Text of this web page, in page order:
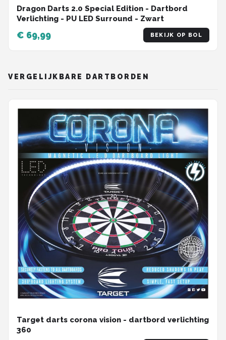
Dragon Darts 2.0 Special Edition - Dartbord
Verlichting - PU LED Surround - Zwart
€ 69,99 BEKIJK OP BOL
VERGELIJKBARE DARTBORDEN
Target darts corona vision - dartbord verlichting
360